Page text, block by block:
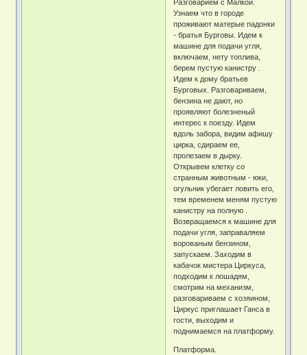
Разговарием с Малкой.
Узнаем что в городе
проживают матерые падонки
- братья Бурговы. Идем к
машине для подачи угля,
включаем, нету топлива,
берем пустую канистру .
Идем к дому братьев
Бурговых. Разговариваем,
бензина не дают, но
проявляют болезненый
интерес к поезду. Идем
вдоль забора, видим афишу
цирка, сдираем ее,
пролезаем в дырку.
Открывем клетку со
странным животным - юки,
огульник убегает ловить его,
тем временем меням пустую
канистру на полную .
Возвращаемся к машине для
подачи угля, заправаляем
ворованым бензином,
запускаем. Заходим в
кабачок мистера Циркуса,
подходим к лошадям,
смотрим на механизм,
разговариваем с хозяином,
Циркус приглашает Ганса в
гости, выходим и
поднимаемся на платформу.
Платформа.